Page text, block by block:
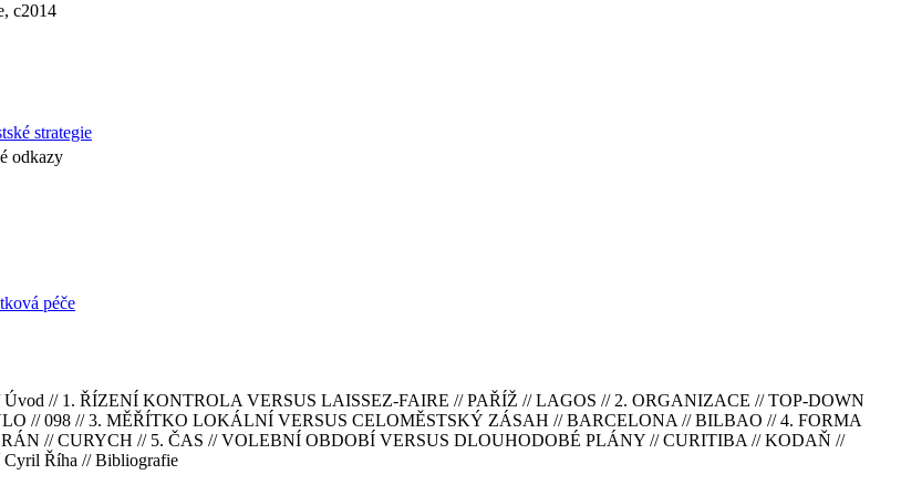
c2014
strategie
odkazy
péče
Úvod // 1. ŘÍZENÍ KONTROLA VERSUS LAISSEZ-FAIRE // PAŘÍŽ // LAGOS // 2. ORGANIZACE // TOP-DOWN
// 098 // 3. MĚŘÍTKO LOKÁLNÍ VERSUS CELOMĚSTSKÝ ZÁSAH // BARCELONA // BILBAO // 4. FORMA
// CURYCH // 5. ČAS // VOLEBNÍ OBDOBÍ VERSUS DLOUHODOBÉ PLÁNY // CURITIBA // KODAŇ //
Cyril Říha // Bibliografie